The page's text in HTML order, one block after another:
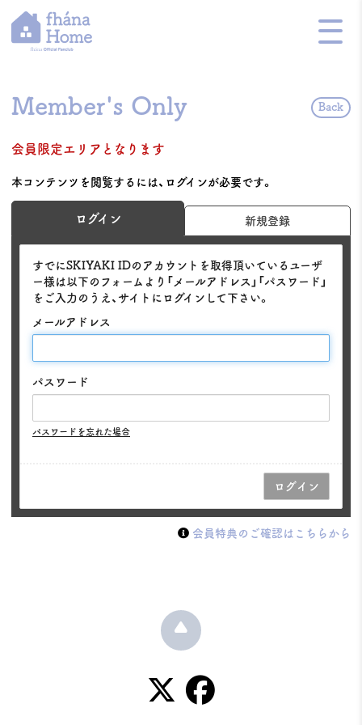
Member's Only Back
会員限定エリアとなります
本コンテンツを閲覧するには、ログインが必要です。
ログイン 新規登録
すでにSKIYAKI IDのアカウントを取得頂いているユーザ
ー様は以下のフォームより「メールアドレス」「パスワード」
をご入力のうえ、サイトにログインして下さい。
メールアドレス
パスワード
パスワードを忘れた場合
会員特典のご確認はこちらから